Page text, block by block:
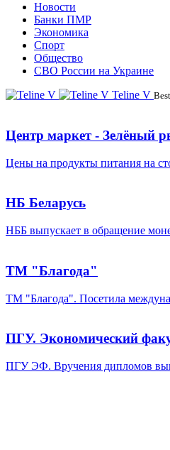
Новости
Банки ПМР
Экономика
Спорт
Общество
СВО России на Украине
Teline V
Центр маркет - Зелёный
Цены на продукты питания на
НБ Беларусь
НББ выпускает в обращение
ТМ "Благода"
ТМ "Благода". Посетила
ПГУ. Экономический
ПГУ ЭФ. Вручения дипломов